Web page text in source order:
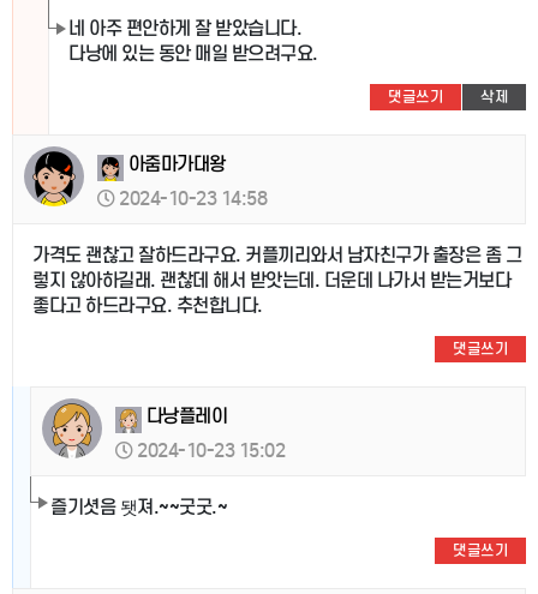
네 아주 편안하게 잘 받았습니다.
다낭에 있는 동안 매일 받으려구요.
댓글쓰기 삭제
아줌마가대왕
2024-10-23 14:58
가격도 괜찮고 잘하드라구요. 커플끼리와서 남자친구가 출장은 좀 그
렇지 않아하길래. 괜찮데 해서 받앗는데. 더운데 나가서 받는거보다
좋다고 하드라구요. 추천합니다.
댓글쓰기
다낭플레이
2024-10-23 15:02
즐기셧음 됏져.~~굿굿.~
댓글쓰기